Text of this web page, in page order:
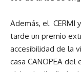
Además, el CERMI
tarde un premio
accesibilidad de la
casa CANOPEA del